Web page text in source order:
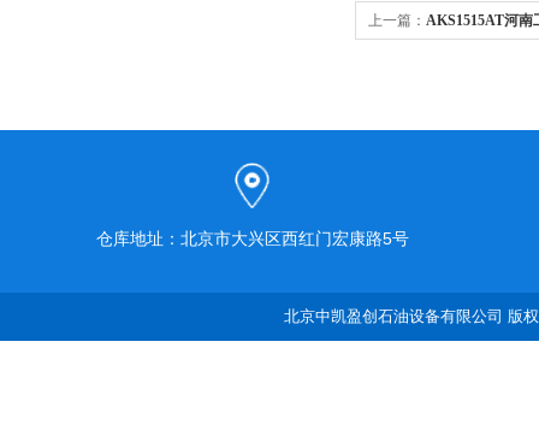
上一篇： AKS1515AT河南
仓库地址：北京市大兴区西红门宏康路5号
北京中凯盈创石油设备有限公司 版